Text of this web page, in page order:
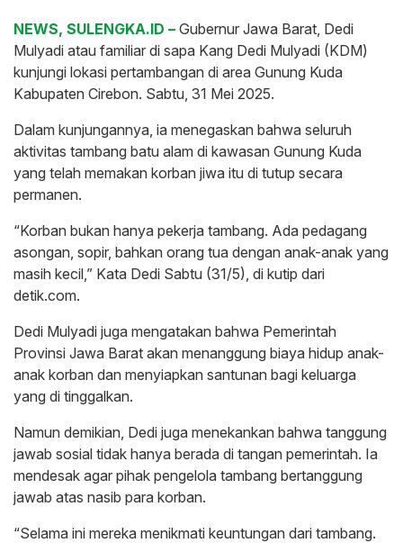
NEWS, SULENGKA.ID – Gubernur Jawa Barat, Dedi
Mulyadi atau familiar di sapa Kang Dedi Mulyadi (KDM)
kunjungi lokasi pertambangan di area Gunung Kuda
Kabupaten Cirebon. Sabtu, 31 Mei 2025.
Dalam kunjungannya, ia menegaskan bahwa seluruh
aktivitas tambang batu alam di kawasan Gunung Kuda
yang telah memakan korban jiwa itu di tutup secara
permanen.
“Korban bukan hanya pekerja tambang. Ada pedagang
asongan, sopir, bahkan orang tua dengan anak-anak yang
masih kecil,” Kata Dedi Sabtu (31/5), di kutip dari
detik.com.
Dedi Mulyadi juga mengatakan bahwa Pemerintah
Provinsi Jawa Barat akan menanggung biaya hidup anak-
anak korban dan menyiapkan santunan bagi keluarga
yang di tinggalkan.
Namun demikian, Dedi juga menekankan bahwa tanggung
jawab sosial tidak hanya berada di tangan pemerintah. Ia
mendesak agar pihak pengelola tambang bertanggung
jawab atas nasib para korban.
“Selama ini mereka menikmati keuntungan dari tambang.